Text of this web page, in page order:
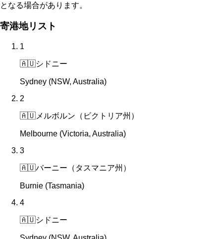
となる場合があります。
寄港地リスト
1
🇦🇺シドニー
Sydney (NSW, Australia)
2
🇦🇺 メルボルン（ビクトリア州）
Melbourne (Victoria, Australia)
3
🇦🇺バーニー（タスマニア州）
Burnie (Tasmania)
4
🇦🇺シドニー